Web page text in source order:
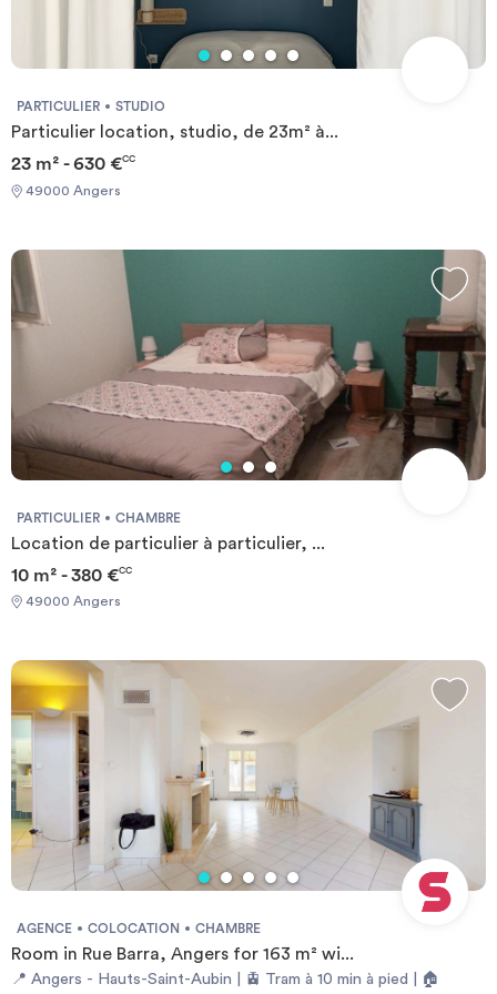
PARTICULIER STUDIO
Particulier location, studio, de 23m² à...
23 m² - 630 €CC
49000 Angers
PARTICULIER CHAMBRE
Location de particulier à particulier, ...
10 m² - 380 €CC
49000 Angers
AGENCE COLOCATION CHAMBRE
Room in Rue Barra, Angers for 163 m² wi...
📍 Angers - Hauts-Saint-Aubin | 🚊 Tram à 10 min à pied | 🏠